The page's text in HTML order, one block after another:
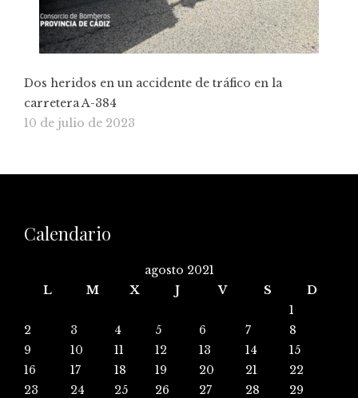
Dos heridos en un accidente de tráfico en la
carretera A-384
10 de julio de 2023
Calendario
agosto 2021
L
M X J V S
D
1
2
3 4 5 6 7
8
9
10 11 12 13 14
15
16
17 18 19 20 21
22
23
24 25 26 27 28
29